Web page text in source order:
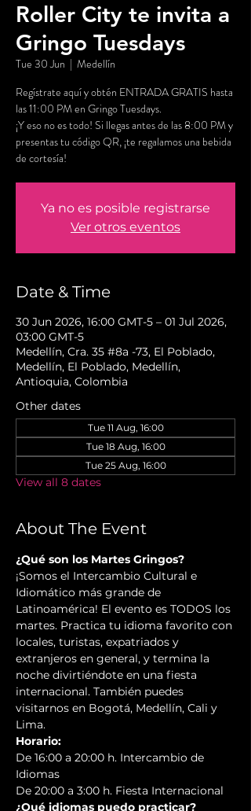
Roller City te invita a
Gringo Tuesdays
Tue 30 Jun
  |
Medellín
Regístrate aquí y obtén ENTRADA GRATIS hasta
las 11:00 PM en Gringo Tuesdays.
¡Y eso no es todo! Si llegas antes de las 8:00 PM y
presentas tu código QR, ¡te regalamos una bebida
de cortesía!
Ya no es posible registrarse
Ver otros eventos
Date & Time
30 Jun 2026, 16:00 GMT-5 – 01 Jul 2026,
03:00 GMT-5
Medellín, Cra. 35 #8a -73, El Poblado,
Medellín, El Poblado, Medellín,
Antioquia, Colombia
Other dates
Tue 11 Aug, 16:00
Tue 18 Aug, 16:00
Tue 25 Aug, 16:00
View all 8 dates
About The Event
¿Qué son los Martes Gringos?
¡Somos el Intercambio Cultural e
Idiomático más grande de
Latinoamérica! El evento es TODOS los
martes. Practica tu idioma favorito con
locales, turistas, expatriados y
extranjeros en general, y termina la
noche divirtiéndote en una fiesta
internacional. También puedes
visitarnos en Bogotá, Medellín, Cali y
Lima.
Horario:
De 16:00 a 20:00 h. Intercambio de
Idiomas
De 20:00 a 3:00 h. Fiesta Internacional
¿Qué idiomas puedo practicar?